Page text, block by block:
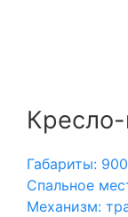
Габариты:
Спальное
Механизм: